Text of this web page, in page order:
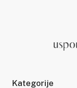
Kategorije